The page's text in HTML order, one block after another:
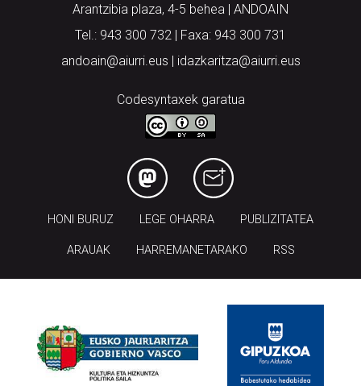
Arantzibia plaza, 4-5 behea | ANDOAIN
Tel.: 943 300 732 | Faxa: 943 300 731
andoain@aiurri.eus | idazkaritza@aiurri.eus
Codesyntaxek garatua
HONI BURUZ LEGE OHARRA PUBLIZITATEA
ARAUAK HARREMANETARAKO RSS